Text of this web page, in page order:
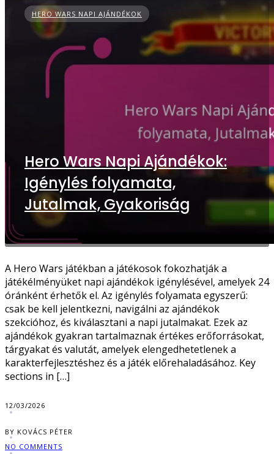
HERO WARS NAPI AJÁNDÉKOK
Hero Wars Napi Ajándékok:
Igénylés folyamata,
Jutalmak, Gyakoriság
A Hero Wars játékban a játékosok fokozhatják a
játékélményüket napi ajándékok igénylésével, amelyek 24
óránként érhetők el. Az igénylés folyamata egyszerű:
csak be kell jelentkezni, navigálni az ajándékok
szekcióhoz, és kiválasztani a napi jutalmakat. Ezek az
ajándékok gyakran tartalmaznak értékes erőforrásokat,
tárgyakat és valutát, amelyek elengedhetetlenek a
karakterfejlesztéshez és a játék előrehaladásához. Key
sections in […]
12/03/2026
BY KOVÁCS PÉTER
NO COMMENTS